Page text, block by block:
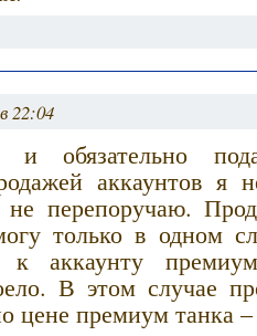
22:04
и обязательно
аккаунтов я
перепоручаю.
только в одном
к аккаунту
В этом случае
цене премиум танка